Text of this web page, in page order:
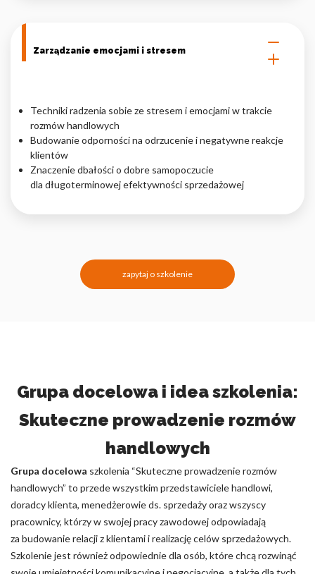
Zarządzanie emocjami i stresem
Techniki radzenia sobie ze stresem i emocjami w trakcie
rozmów handlowych
Budowanie odporności na odrzucenie i negatywne reakcje
klientów
Znaczenie dbałości o dobre samopoczucie
dla długoterminowej efektywności sprzedażowej
zapytaj o szkolenie
Grupa docelowa i idea szkolenia:
Skuteczne prowadzenie rozmów
handlowych
Grupa docelowa szkolenia “Skuteczne prowadzenie rozmów
handlowych” to przede wszystkim przedstawiciele handlowi,
doradcy klienta, menedżerowie ds. sprzedaży oraz wszyscy
pracownicy, którzy w swojej pracy zawodowej odpowiadają
za budowanie relacji z klientami i realizację celów sprzedażowych.
Szkolenie jest również odpowiednie dla osób, które chcą rozwinąć